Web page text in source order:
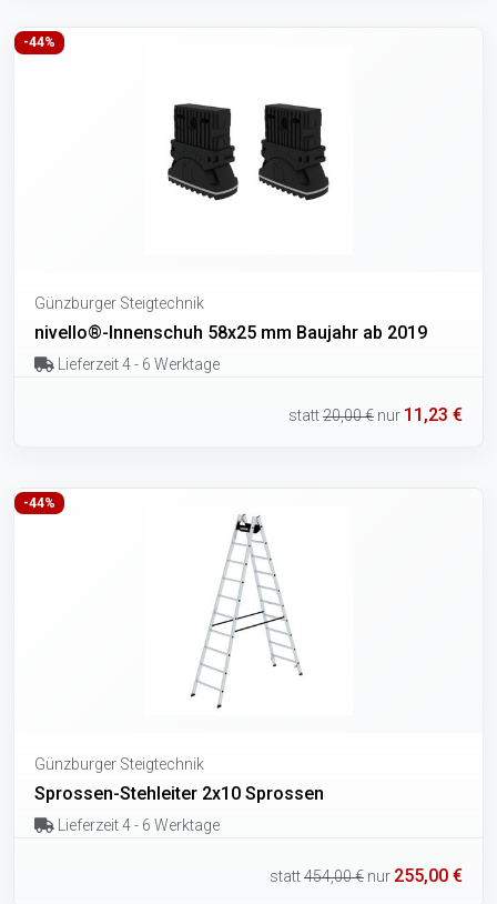
-44%
Günzburger Steigtechnik
nivello®-Innenschuh 58x25 mm Baujahr ab 2019
Lieferzeit 4 - 6 Werktage
statt20,00 € nur 11,23 €
-44%
Günzburger Steigtechnik
Sprossen-Stehleiter 2x10 Sprossen
Lieferzeit 4 - 6 Werktage
statt454,00 € nur 255,00 €